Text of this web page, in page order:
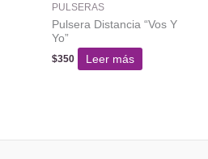
PULSERAS
Pulsera Distancia “Vos Y
Yo”
$350 Leer más